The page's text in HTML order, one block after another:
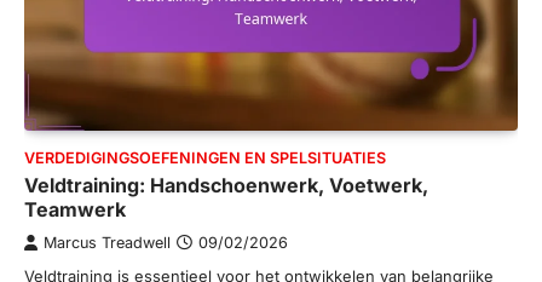
VERDEDIGINGSOEFENINGEN EN SPELSITUATIES
Veldtraining: Handschoenwerk, Voetwerk,
Teamwerk
Marcus Treadwell 09/02/2026
Veldtraining is essentieel voor het ontwikkelen van belangrijke